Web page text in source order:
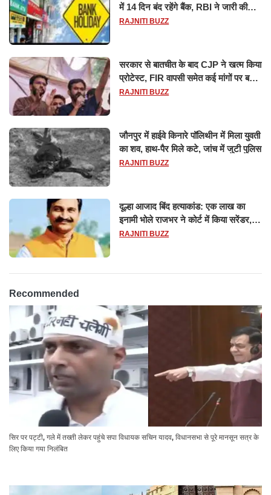
में 14 दिन बंद रहेंगे बैंक, RBI ने जारी की
छुट्टियों की लिस्ट​​​​​​​
RAJNITI BUZZ
सरकार से बातचीत के बाद CJP ने खत्म किया
प्रोटेस्ट, FIR वापसी समेत कई मांगों पर बनी
सहमति
RAJNITI BUZZ
जौनपुर में हाईवे किनारे पॉलिथीन में मिला युवती
का शव, हाथ-पैर मिले कटे, जांच में जुटी पुलिस
RAJNITI BUZZ
दूल्हा आजाद बिंद हत्याकांड: एक लाख का
इनामी भोले राजभर ने कोर्ट में किया सरेंडर,
14 दिन के लिए भेजा गया जेल
RAJNITI BUZZ
Recommended
सिर पर पट्टी, गले में तख्ती लेकर पहुंचे सपा विधायक सचिन यादव, विधानसभा से पूरे मानसून सत्र के
लिए किया गया निलंबित